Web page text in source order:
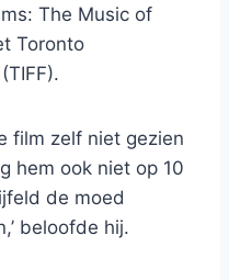
The Music of
Toronto
film zelf niet gezien
hem ook niet op 10
de moed
beloofde hij.